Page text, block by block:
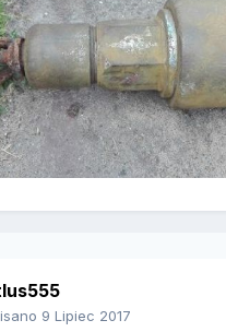
9 Lipiec 2017